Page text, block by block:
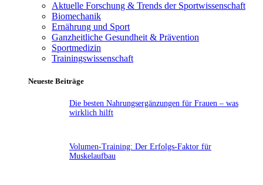
Aktuelle Forschung & Trends der Sportwissenschaft
Biomechanik
Ernährung und Sport
Ganzheitliche Gesundheit & Prävention
Sportmedizin
Trainingswissenschaft
Neueste Beiträge
Die besten Nahrungsergänzungen für Frauen – was
wirklich hilft
Volumen-Training: Der Erfolgs-Faktor für
Muskelaufbau